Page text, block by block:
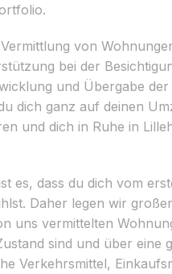
von
bei der
und Übergabe
dich ganz auf deinen
und dich in Ruhe in
es, dass du dich vom
Daher legen wir
uns vermittelten
sind und über eine
Verkehrsmittel,